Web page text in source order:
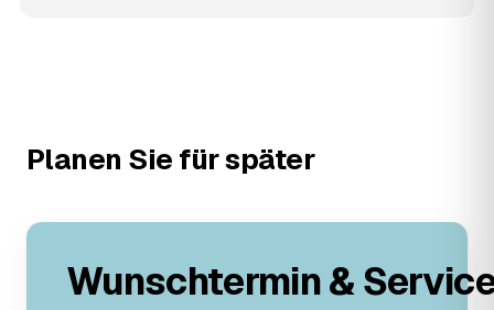
Planen Sie für später
Wunschtermin &